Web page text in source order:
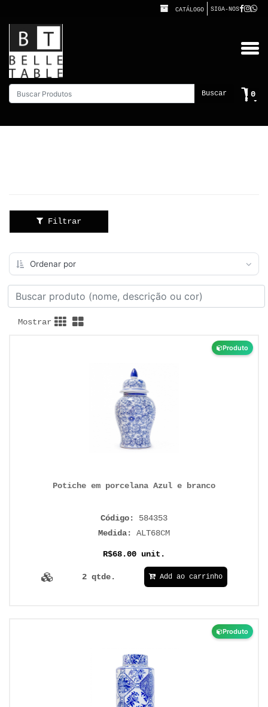
CATÁLOGO SIGA-NOS
Buscar 0
Filtrar
Mostrar
Produto
Potiche em porcelana Azul e branco
Código: 584353
Medida: ALT68CM
R$68.00 unit.
2 qtde. Add ao carrinho
Produto